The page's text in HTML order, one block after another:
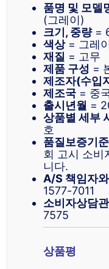
품명 및 모델
(그레이)
크기, 중량=
색상= 그레
재질 = 고무
제품 구성 =
제조자(수입
제조국 = 중
출시년월 =
상품별 세부
호
품질보증기준
회 고시 소비
니다.
A/S 책임자
1577-7011
소비자상담
7575
상품평